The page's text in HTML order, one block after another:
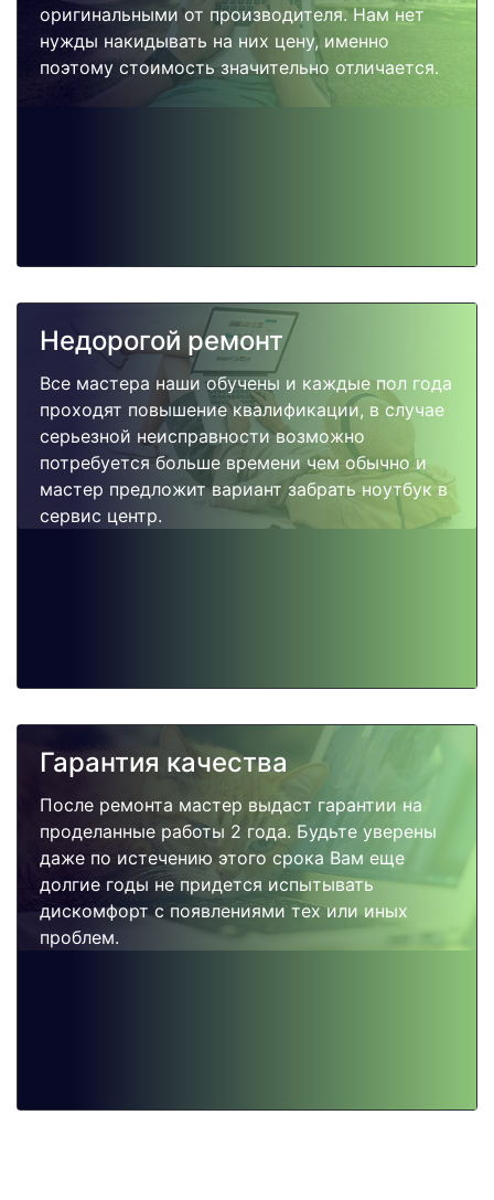
оригинальными от производителя. Нам нет
нужды накидывать на них цену, именно
поэтому стоимость значительно отличается.
Недорогой ремонт
Все мастера наши обучены и каждые пол года
проходят повышение квалификации, в случае
серьезной неисправности возможно
потребуется больше времени чем обычно и
мастер предложит вариант забрать ноутбук в
сервис центр.
Гарантия качества
После ремонта мастер выдаст гарантии на
проделанные работы 2 года. Будьте уверены
даже по истечению этого срока Вам еще
долгие годы не придется испытывать
дискомфорт с появлениями тех или иных
проблем.